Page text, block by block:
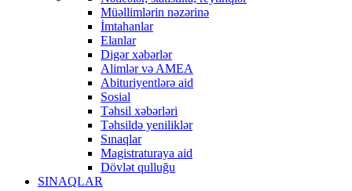
Müəllimlərin nəzərinə
İmtahanlar
Elanlar
Digər xəbərlər
Alimlər və AMEA
Abituriyentlərə aid
Sosial
Təhsil xəbərləri
Təhsildə yeniliklər
Sınaqlar
Magistraturaya aid
Dövlət qulluğu
SINAQLAR